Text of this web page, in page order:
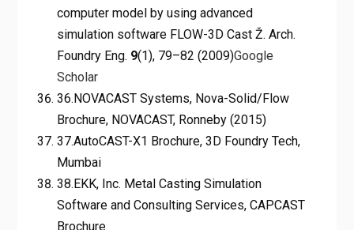
computer model by using advanced
simulation software FLOW-3D Cast Ž. Arch.
Foundry Eng. 9(1), 79–82 (2009)Google
Scholar
36.NOVACAST Systems, Nova-Solid/Flow
Brochure, NOVACAST, Ronneby (2015)
37.AutoCAST-X1 Brochure, 3D Foundry Tech,
Mumbai
38.EKK, Inc. Metal Casting Simulation
Software and Consulting Services, CAPCAST
Brochure